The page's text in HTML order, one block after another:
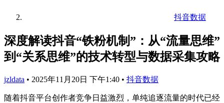
抖音数据
深度解读抖音“铁粉机制”：从“流量思维”
到“关系思维”的技术转型与数据采集攻略
jzldata • 2025年11月20日 下午1:40 • 抖音数据
随着抖音平台创作者竞争日益激烈，单纯追逐流量的时代已经